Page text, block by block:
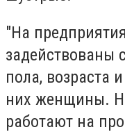
"На
задействованы
пола, возраста
них женщины.
работают на